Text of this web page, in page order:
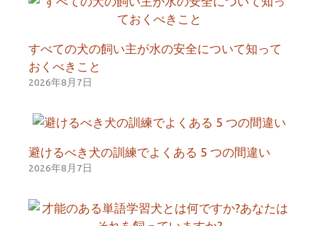
すべての犬の飼い主が水の安全について知って
おくべきこと
2026年8月7日
避けるべき犬の訓練でよくある 5 つの間違い
2026年8月7日